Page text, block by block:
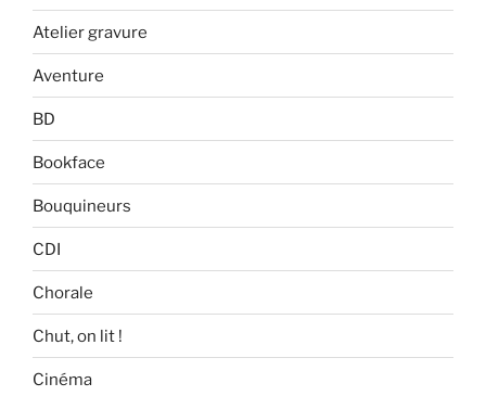
Atelier gravure
Aventure
BD
Bookface
Bouquineurs
CDI
Chorale
Chut, on lit !
Cinéma